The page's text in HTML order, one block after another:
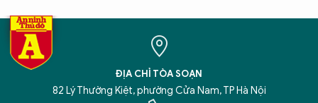
ĐỊA CHỈ TÒA SOẠN
82 Lý Thường Kiệt, phường Cửa Nam, TP Hà Nội